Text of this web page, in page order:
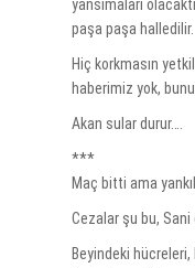
yansımaları
paşa paşa halledilir.
Hiç korkmasın
haberimiz yok, bunu
Akan sular durur….
***
Maç bitti ama
Cezalar şu bu, Sani
Beyindeki hücreleri,